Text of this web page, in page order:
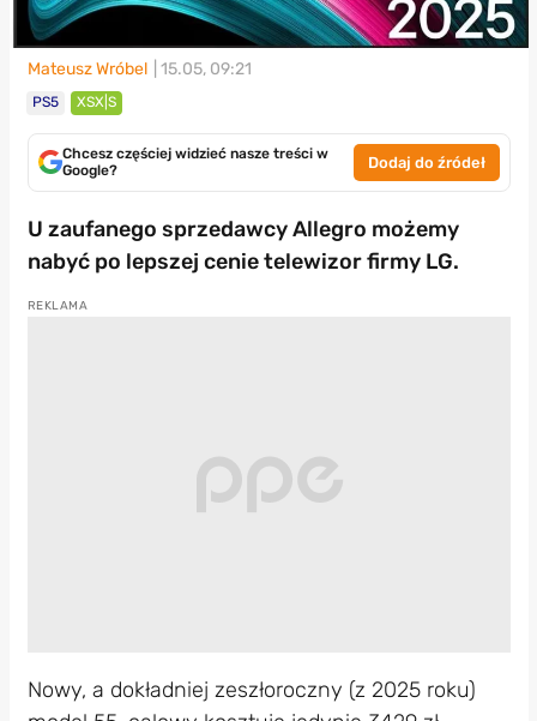
Mateusz Wróbel | 15.05, 09:21
PS5 XSX|S
Chcesz częściej widzieć nasze treści w
Google?
Dodaj do źródeł
U zaufanego sprzedawcy Allegro możemy
nabyć po lepszej cenie telewizor firmy LG.
Nowy, a dokładniej zeszłoroczny (z 2025 roku)